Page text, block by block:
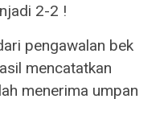
2-2 !
pengawalan bek
mencatatkan
menerima umpan